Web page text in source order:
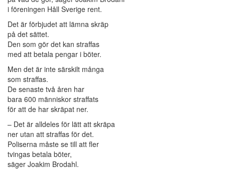
i föreningen Håll Sverige rent.
Det är förbjudet att lämna skräp
på det sättet.
Den som gör det kan straffas
med att betala pengar i böter.
Men det är inte särskilt många
som straffas.
De senaste två åren har
bara 600 människor straffats
för att de har skräpat ner.
– Det är alldeles för lätt att skräpa
ner utan att straffas för det.
Poliserna måste se till att fler
tvingas betala böter,
säger Joakim Brodahl.